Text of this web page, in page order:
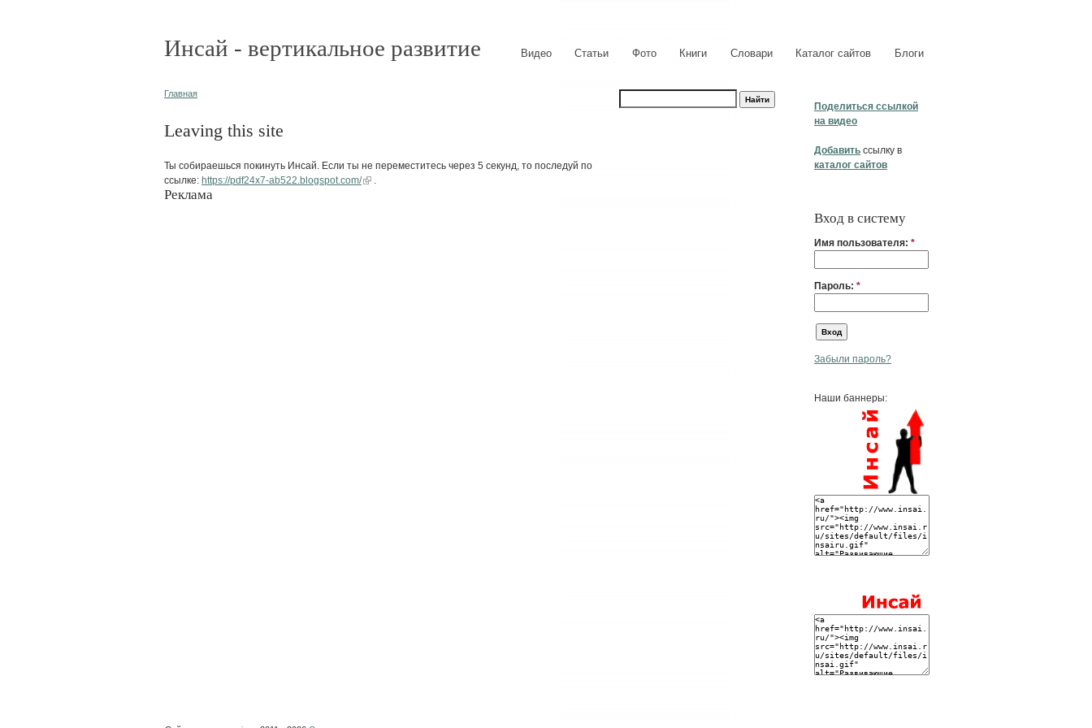
Инсай - вертикальное развитие Видео Статьи Фото Книги Словари Каталог сайтов Блоги
Поделиться ссылкой
на видео
Добавить ссылку в
каталог сайтов
Вход в систему
Имя пользователя: *
Пароль: *
Забыли пароль?
Наши баннеры:
Главная
Leaving this site
Ты собираешься покинуть Инсай. Если ты не переместитесь через 5 секунд, то последуй по
ссылке: https://pdf24x7-ab522.blogspot.com/
Реклама